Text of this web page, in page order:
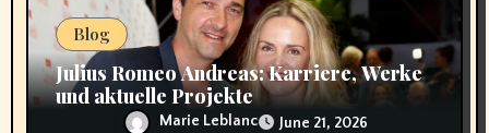
Blog
Julius Romeo Andreas: Karriere, Werke
und aktuelle Projekte
Marie Leblanc June 21, 2026